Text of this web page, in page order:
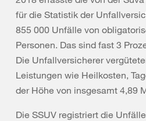
für die Statistik der
855 000 Unfälle von
Personen. Das sind fast 3
Die Unfallversicherer
Leistungen wie Heilkosten,
der Höhe von insgesamt 4,89
Die SSUV registriert die